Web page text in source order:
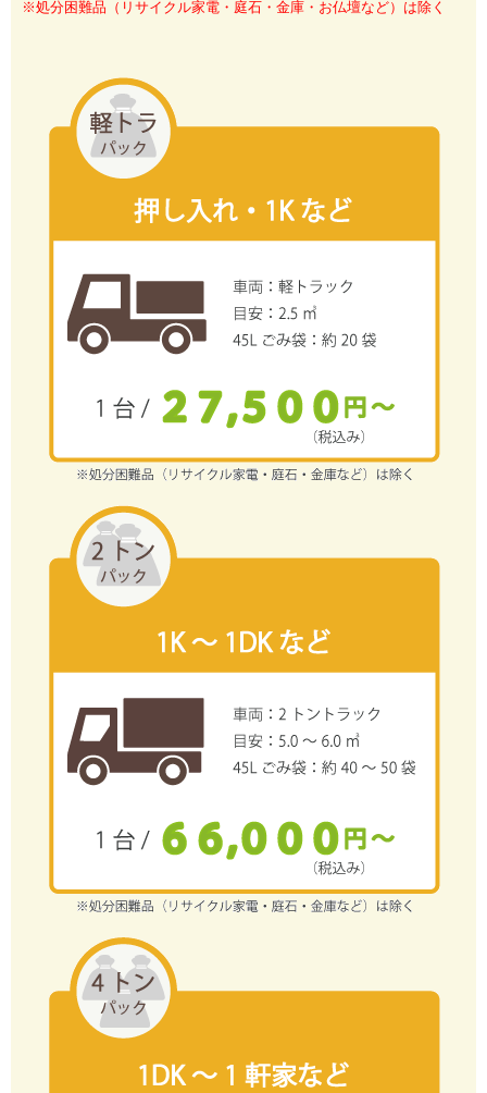
※処分困難品（リサイクル家電・庭石・金庫・お仏壇など）は除く